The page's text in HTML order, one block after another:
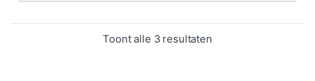
Toont alle 3 resultatenGesorteerd op